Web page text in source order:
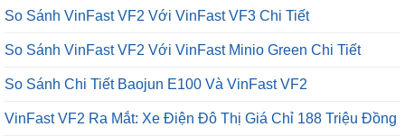
So Sánh VinFast VF2 Với VinFast VF3 Chi Tiết
So Sánh VinFast VF2 Với VinFast Minio Green Chi Tiết
So Sánh Chi Tiết Baojun E100 Và VinFast VF2
VinFast VF2 Ra Mắt: Xe Điện Đô Thị Giá Chỉ 188 Triệu Đồng